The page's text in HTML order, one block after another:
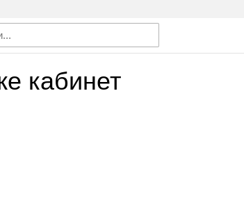
кабинет